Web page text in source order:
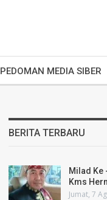
PEDOMAN MEDIA SIBER
BERITA TERBARU
Milad Ke
Kms
Jumat, 7